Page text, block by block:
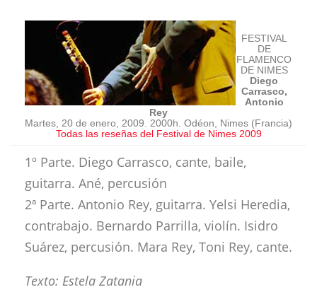
FESTIVAL
DE
FLAMENCO
DE NIMES
Diego
Carrasco,
Antonio
Rey
Martes, 20 de enero, 2009. 2000h. Odéon, Nimes (Francia)
Todas las reseñas del Festival de Nimes 2009
1º Parte. Diego Carrasco, cante, baile,
guitarra. Ané, percusión
2ª Parte. Antonio Rey, guitarra. Yelsi Heredia,
contrabajo. Bernardo Parrilla, violín. Isidro
Suárez, percusión. Mara Rey, Toni Rey, cante.
Texto: Estela Zatania